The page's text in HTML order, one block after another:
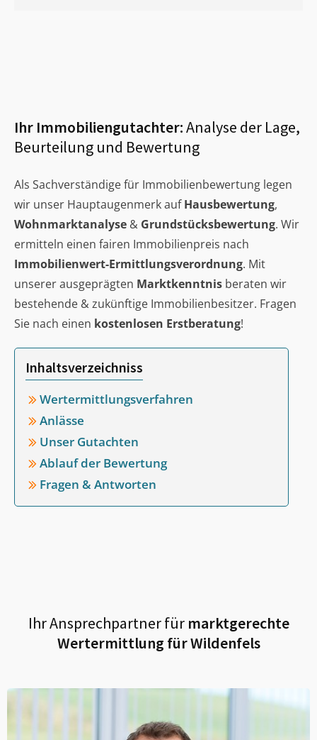
Ihr Immobiliengutachter:Analyse der Lage,
Beurteilung und Bewertung
Als Sachverständige für Immobilienbewertung legen
wir unser Hauptaugenmerk aufHausbewertung,
Wohnmarktanalyse & Grundstücksbewertung. Wir
ermitteln einen fairen Immobilienpreis nach
Immobilienwert-Ermittlungsverordnung. Mit
unserer ausgeprägten Marktkenntnis beraten wir
bestehende & zukünftige Immobilienbesitzer. Fragen
Sie nach einen kostenlosen Erstberatung!
Inhaltsverzeichniss
Wertermittlungsverfahren
Anlässe
Unser Gutachten
Ablauf der Bewertung
Fragen & Antworten
Ihr Ansprechpartner fürmarktgerechte
Wertermittlung fürWildenfels